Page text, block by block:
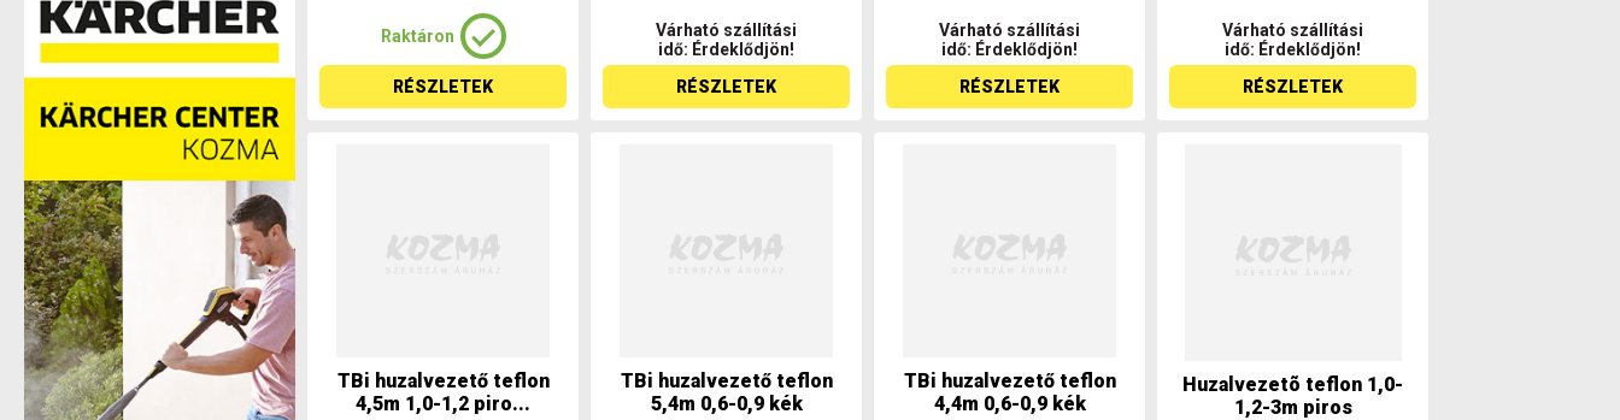
Raktáron
RÉSZLETEK
Várható szállítási
idő: Érdeklődjön!
RÉSZLETEK
Várható szállítási
idő: Érdeklődjön!
RÉSZLETEK
Várható szállítási
idő: Érdeklődjön!
RÉSZLETEK
TBi huzalvezető teflon
4,5m 1,0-1,2 piro...
TBi huzalvezető teflon
5,4m 0,6-0,9 kék
TBi huzalvezető teflon
4,4m 0,6-0,9 kék
Huzalvezetõ teflon 1,0-
1,2-3m piros